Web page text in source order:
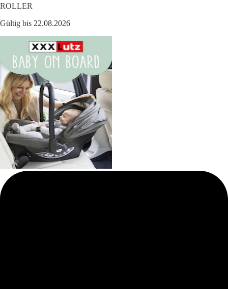
ROLLER
Gültig bis 22.08.2026